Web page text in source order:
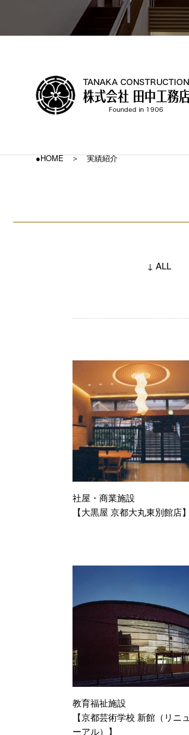
●HOME 実績紹介
↓ ALL
社屋・商業施設
【大黒屋 京都大丸東別館店】
教育福祉施設
【京都芸術学校 新館（リニュ
ーアル）】